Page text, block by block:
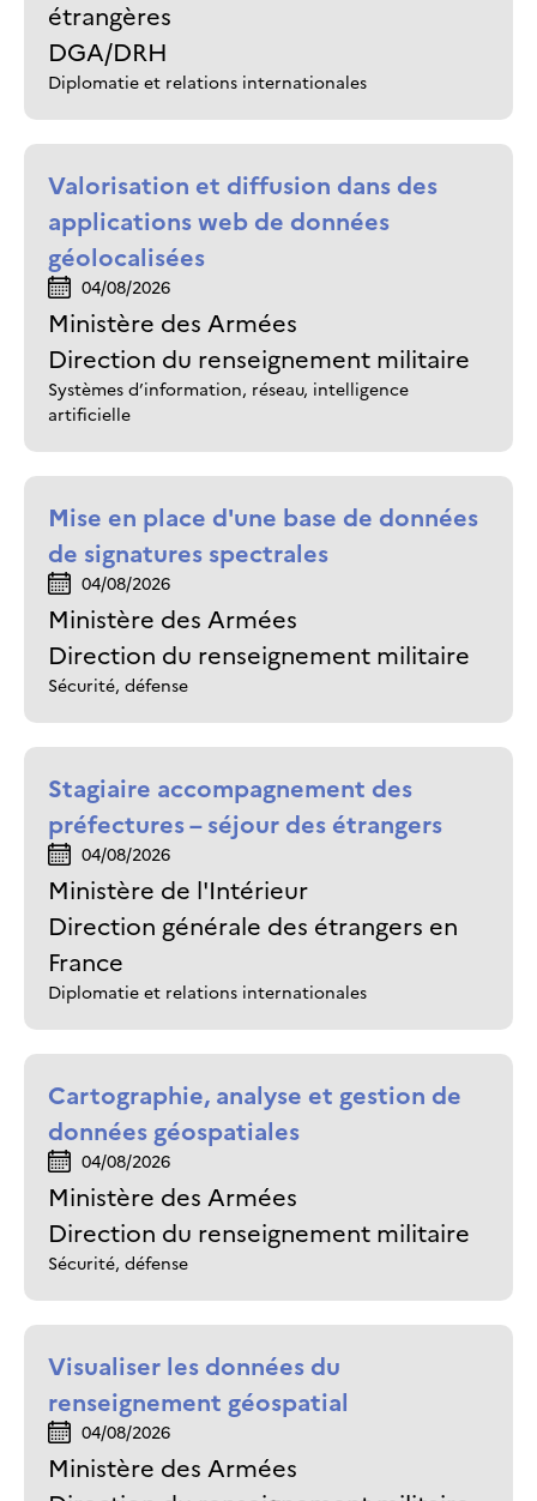
étrangères
DGA/DRH
Diplomatie et relations internationales
Valorisation et diffusion dans des
applications web de données
géolocalisées
04/08/2026
Ministère des Armées
Direction du renseignement militaire
Systèmes d’information, réseau, intelligence
artificielle
Mise en place d'une base de données
de signatures spectrales
04/08/2026
Ministère des Armées
Direction du renseignement militaire
Sécurité, défense
Stagiaire accompagnement des
préfectures – séjour des étrangers
04/08/2026
Ministère de l'Intérieur
Direction générale des étrangers en
France
Diplomatie et relations internationales
Cartographie, analyse et gestion de
données géospatiales
04/08/2026
Ministère des Armées
Direction du renseignement militaire
Sécurité, défense
Visualiser les données du
renseignement géospatial
04/08/2026
Ministère des Armées